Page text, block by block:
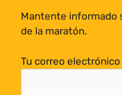
Mantente informado
de la maratón.
Tu correo electrónico